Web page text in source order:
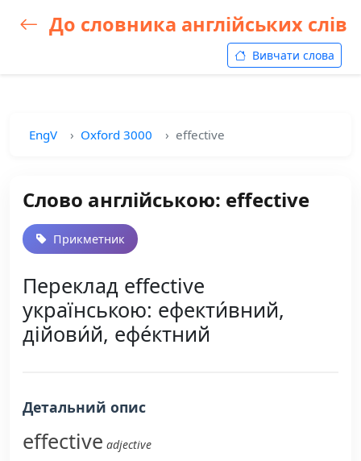
До словника англійських слів
Вивчати слова
EngV Oxford 3000 effective
Слово англійською: effective
Прикметник
Переклад effective
українською: ефекти́вний,
дійови́й, ефе́ктний
Детальний опис
effective adjective